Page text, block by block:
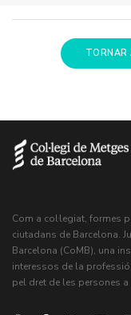
TORNAR
Com a col·legiat, formes
ciutadans de Barcelona.
Barcelona (CoMB), una
interessos de la
pel dret de les persones